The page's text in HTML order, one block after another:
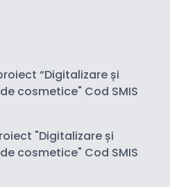
“Digitalizare și
cosmetice" Cod SMIS
"Digitalizare și
cosmetice" Cod SMIS